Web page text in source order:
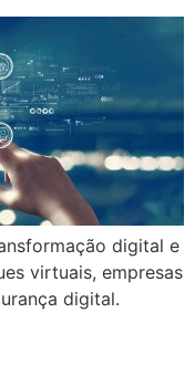
digital e
virtuais, empresas
digital.